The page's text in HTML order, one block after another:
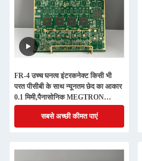
FR-4 उच्च घनत्व इंटरकनेक्ट किसी भी
परत पीसीबी के साथ न्यूनतम छेद का आकार
0.1 मिमी,पैनासोनिक MEGTRON
7,M8,M9,मल्टीपल लेमिनेशन
सबसे अच्छी कीमत पाएं